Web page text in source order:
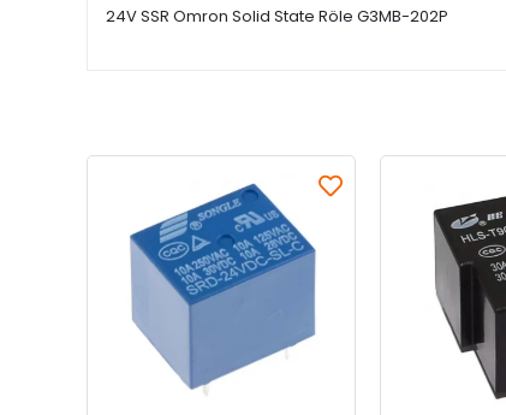
24V SSR Omron Solid State Röle G3MB-202P